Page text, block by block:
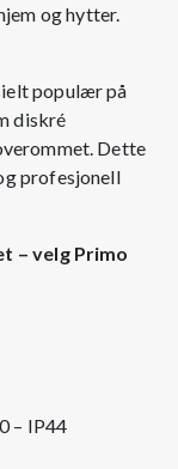
og hytter.
populær på
diskré
Dette
profesjonell
– velg Primo
– IP44